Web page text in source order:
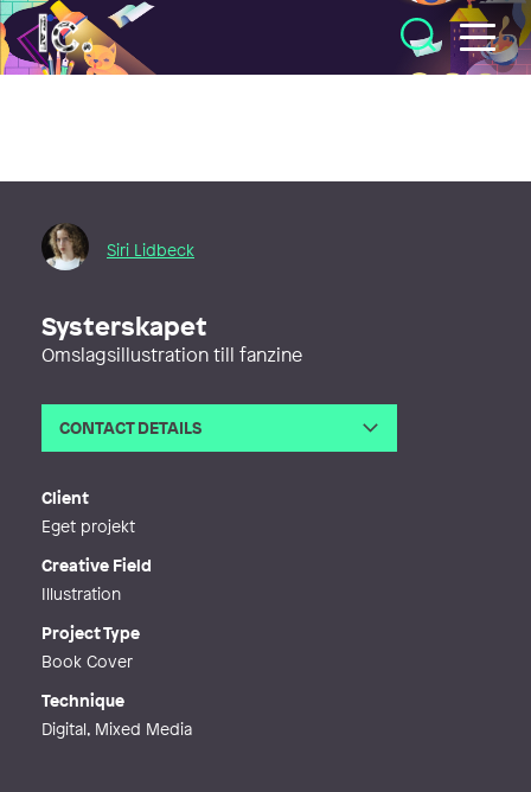
Illustratörcentrum
Siri Lidbeck
Systerskapet
Omslagsillustration till fanzine
CONTACT DETAILS
Client
Eget projekt
Creative Field
Illustration
Project Type
Book Cover
Technique
Digital, Mixed Media